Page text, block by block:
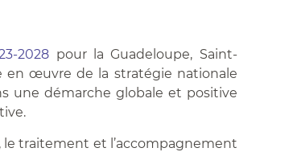
2028 pour la Guadeloupe, Saint-
en œuvre de la stratégie nationale
une démarche globale et positive
le traitement et l’accompagnement